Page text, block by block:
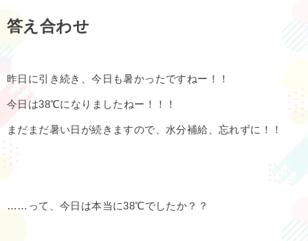
答え合わせ
昨日に引き続き、今日も暑かったですねー！！
今日は38℃になりましたねー！！！
まだまだ暑い日が続きますので、水分補給、忘れずに！！
……って、今日は本当に38℃でしたか？？